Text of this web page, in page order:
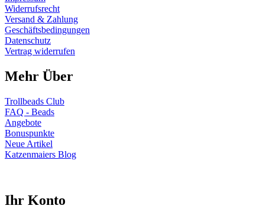
Widerrufsrecht
Versand & Zahlung
Geschäftsbedingungen
Datenschutz
Vertrag widerrufen
Mehr Über
Trollbeads Club
FAQ - Beads
Angebote
Bonuspunkte
Neue Artikel
Katzenmaiers Blog
Ihr Konto